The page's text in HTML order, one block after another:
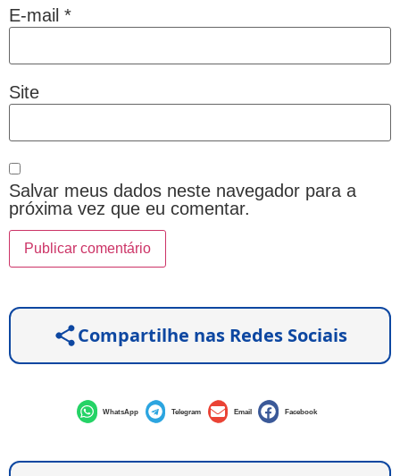
E-mail *
Site
Salvar meus dados neste navegador para a
próxima vez que eu comentar.
Compartilhe nas Redes Sociais
WhatsApp Telegram Email Facebook